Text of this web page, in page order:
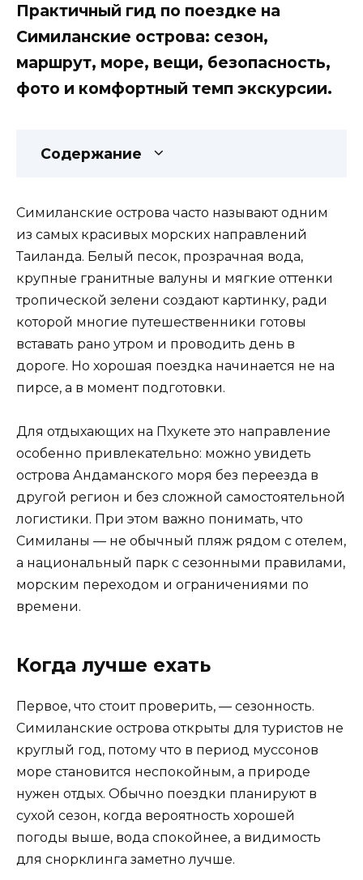
Практичный гид по поездке на
Симиланские острова: сезон,
маршрут, море, вещи, безопасность,
фото и комфортный темп экскурсии.
Содержание
Симиланские острова часто называют одним
из самых красивых морских направлений
Таиланда. Белый песок, прозрачная вода,
крупные гранитные валуны и мягкие оттенки
тропической зелени создают картинку, ради
которой многие путешественники готовы
вставать рано утром и проводить день в
дороге. Но хорошая поездка начинается не на
пирсе, а в момент подготовки.
Для отдыхающих на Пхукете это направление
особенно привлекательно: можно увидеть
острова Андаманского моря без переезда в
другой регион и без сложной самостоятельной
логистики. При этом важно понимать, что
Симиланы — не обычный пляж рядом с отелем,
а национальный парк с сезонными правилами,
морским переходом и ограничениями по
времени.
Когда лучше ехать
Первое, что стоит проверить, — сезонность.
Симиланские острова открыты для туристов не
круглый год, потому что в период муссонов
море становится неспокойным, а природе
нужен отдых. Обычно поездки планируют в
сухой сезон, когда вероятность хорошей
погоды выше, вода спокойнее, а видимость
для снорклинга заметно лучше.